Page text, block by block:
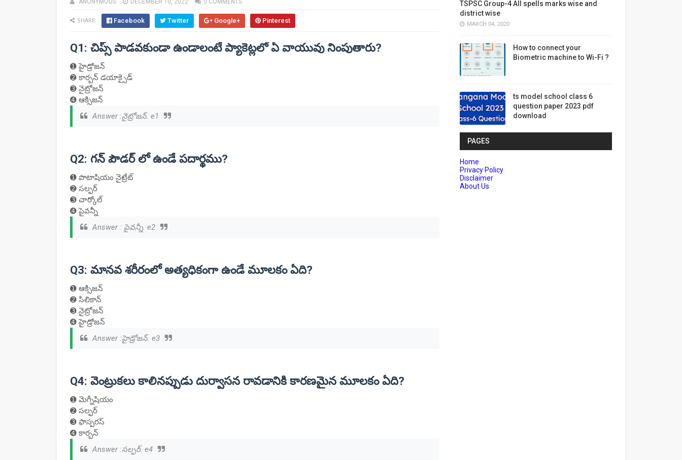
ANONYMOUS DECEMBER 10, 2022 0 COMMENTS
SHARE: Facebook Twitter Google+ Pinterest
Q1: చిప్స్ పాడవకుండా ఉండాలంటే ప్యాకెట్లలో ఏ వాయువు నింపుతారు?
➊ హైడ్రోజన్
➋ కార్బన్ డయాక్సైడ్
➌ నైట్రోజన్
➍ ఆక్సిజన్
Answer :నైట్రోజన్. e1
Q2: గన్ పౌడర్ లో ఉండే పదార్థము?
➊ పొటాషియం నైట్రేట్
➋ సల్ఫర్
➌ చార్కోల్
➍ పైవన్నీ
Answer : పైవన్నీ. e2
Q3: మానవ శరీరంలో అత్యధికంగా ఉండే మూలకం ఏది?
➊ ఆక్సిజన్
➋ సిలికాన్
➌ నైట్రోజన్
➍ హైడ్రోజన్
Answer :హైడ్రోజన్. e3
Q4: వెంట్రుకలు కాలినప్పుడు దుర్వాసన రావడానికి కారణమైన మూలకం ఏది?
➊ మెగ్నీషియం
➋ సల్ఫర్
➌ ఫాస్పరస్
➍ కార్బన్
Answer :సల్ఫర్. e4
TSPSC Group-4 All spells marks wise and
district wise
MARCH 04, 2020
How to connect your
Biometric machine to Wi-Fi ?
ts model school class 6
question paper 2023 pdf
download
PAGES
Home
Privacy Policy
Disclaimer
About Us